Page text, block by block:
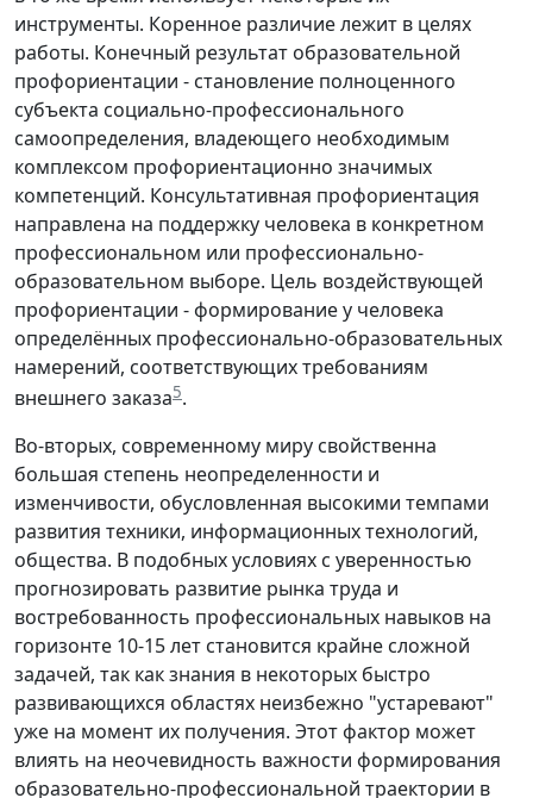
инструменты. Коренное различие лежит в целях
работы. Конечный результат образовательной
профориентации - становление полноценного
субъекта социально-профессионального
самоопределения, владеющего необходимым
комплексом профориентационно значимых
компетенций. Консультативная профориентация
направлена на поддержку человека в конкретном
профессиональном или профессионально-
образовательном выборе. Цель воздействующей
профориентации - формирование у человека
определённых профессионально-образовательных
намерений, соответствующих требованиям
внешнего заказа5.
Во-вторых, современному миру свойственна
большая степень неопределенности и
изменчивости, обусловленная высокими темпами
развития техники, информационных технологий,
общества. В подобных условиях с уверенностью
прогнозировать развитие рынка труда и
востребованность профессиональных навыков на
горизонте 10-15 лет становится крайне сложной
задачей, так как знания в некоторых быстро
развивающихся областях неизбежно "устаревают"
уже на момент их получения. Этот фактор может
влиять на неочевидность важности формирования
образовательно-профессиональной траектории в